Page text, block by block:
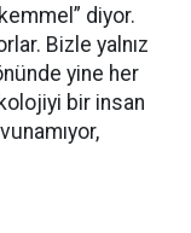
diyor.
Bizle yalnız
yine her
bir insan